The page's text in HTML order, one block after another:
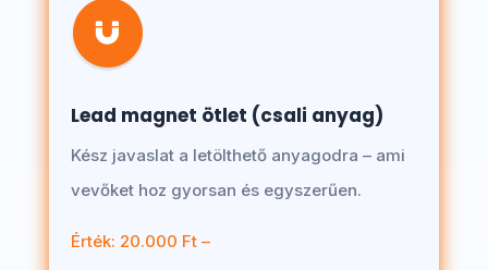
Lead magnet ötlet (csali anyag)
Kész javaslat a letölthető anyagodra – ami
vevőket hoz gyorsan és egyszerűen.
Érték: 20.000 Ft –